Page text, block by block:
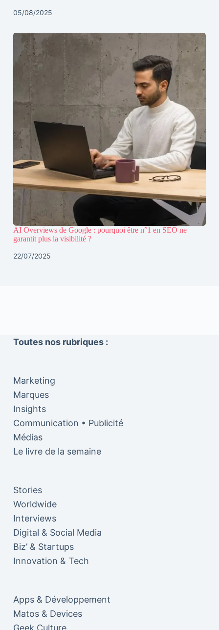
05/08/2025
AI Overviews de Google : pourquoi être n°1 en SEO ne
garantit plus la visibilité ?
22/07/2025
Toutes nos rubriques :
Marketing
Marques
Insights
Communication • Publicité
Médias
Le livre de la semaine
Stories
Worldwide
Interviews
Digital & Social Media
Biz’ & Startups
Innovation & Tech
Apps & Développement
Matos & Devices